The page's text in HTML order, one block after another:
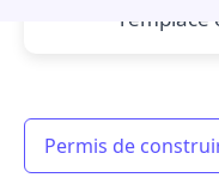
remplacé
Permis de